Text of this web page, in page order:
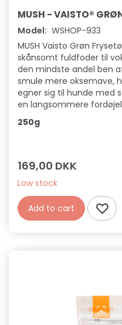
MUSH - VAISTO®
Model: WSHOP-933
MUSH Vaisto Grøn
skånsomt fuldfoder til
den mindste andel ben
smule mere oksemave,
egner sig til hunde med
en langsommere
250g
169,00 DKK
Low stock
Add to cart